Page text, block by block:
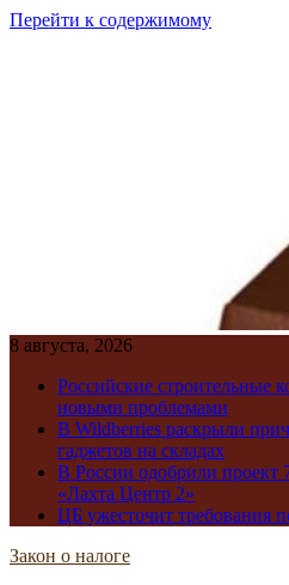
Перейти к содержимому
8 августа, 2026
Российские строительные
новыми проблемами
В Wildberries раскрыли
гаджетов на складах
В России одобрили проект
«Лахта Центр 2»
ЦБ ужесточит требования
Закон о налоге